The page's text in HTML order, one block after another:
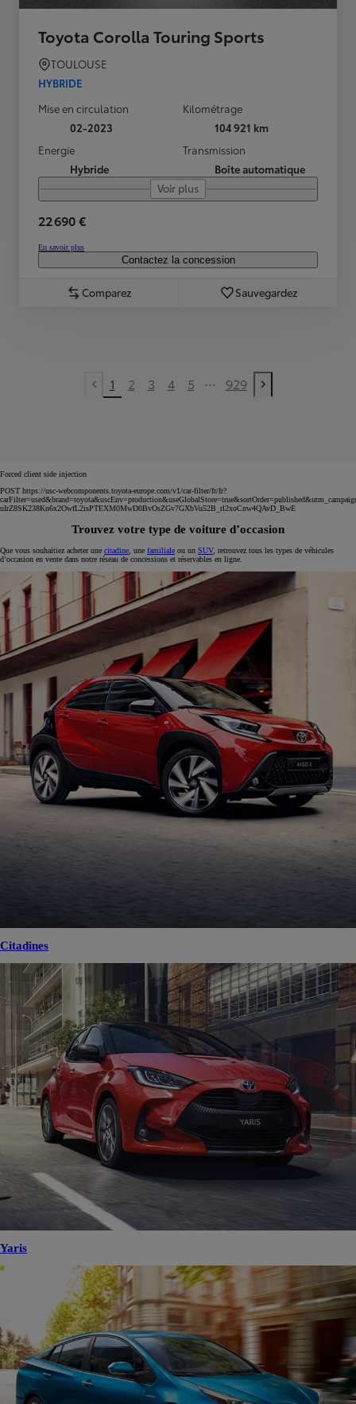
Toyota Corolla Touring Sports
TOULOUSE
HYBRIDE
Mise en circulation
02-2023
Kilométrage
104 921 km
Energie
Hybride
Transmission
Boîte automatique
Voir plus
22 690 €
En savoir plus
Contactez la concession
Comparez Sauvegardez
Previous page
1 2 3 4 5 ... 929
Next page
Forced client side injection
POST https://usc-webcomponents.toyota-europe.com/v1/car-filter/fr/fr?
uIrZ8SK238Kn6x2OwfL2isPTEXM0MwD0BvOsZGv7GXbVu52B_rl2xoCnw4QAvD_BwE
Trouvez votre type de voiture d’occasion
Que vous souhaitiez acheter une citadine , une familiale ou un SUV, retrouvez tous les types de véhicules
d’occasion en vente dans notre réseau de concessions et réservables en ligne.
Citadines
Yaris